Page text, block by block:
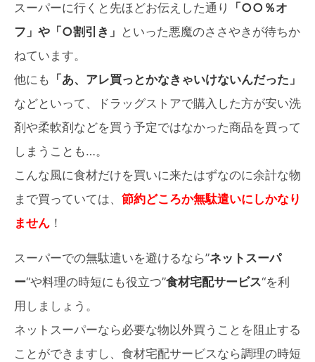
スーパーに行くと先ほどお伝えした通り
「○○％オ
フ」や「○割引き」 といった悪魔のささやきが待ちか
ねています。
他にも 「あ、アレ買っとかなきゃいけないんだった」
などといって、ドラッグストアで購入した方が安い洗
剤や柔軟剤などを買う予定ではなかった商品を買って
しまうことも…。
こんな風に食材だけを買いに来たはずなのに余計な物
まで買っていては、 節約どころか無駄遣いにしかなり
ません ！
スーパーでの無駄遣いを避けるなら”ネットスーパ
ー“や料理の時短にも役立つ”食材宅配サービス“を利
用しましょう。
ネットスーパーなら必要な物以外買うことを阻止する
ことができますし、食材宅配サービスなら調理の時短